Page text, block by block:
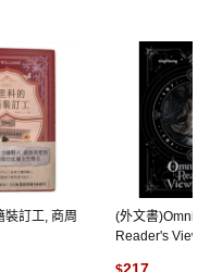
裝訂工, 商周
(外文書
Reader's